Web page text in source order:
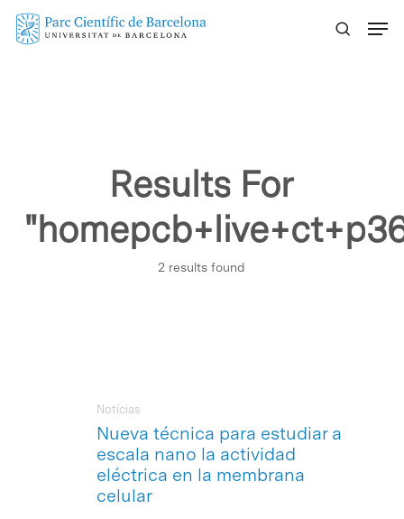
Skip
Results For
2 results found
Nueva técnica para estudiar a
escala nano la actividad
eléctrica en la membrana
celular
Notícias